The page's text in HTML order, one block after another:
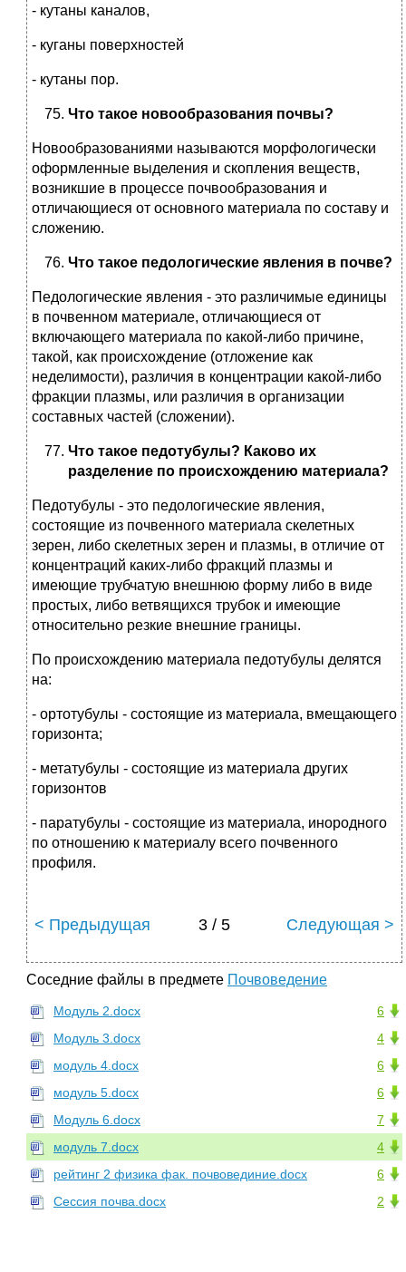
- кутаны каналов,
- куганы поверхностей
- кутаны пор.
Что такое новообразования почвы?
Новообразованиями называются морфологически
оформленные выделения и скопления веществ,
возникшие в процессе почвообразования и
отличающиеся от основного материала по составу и
сложению.
Что такое педологические явления в почве?
Педологические явления - это различимые единицы
в почвенном материале, отличающиеся от
включающего материала по какой-либо причине,
такой, как происхождение (отложение как
неделимости), различия в концентрации какой-либо
фракции плазмы, или различия в организации
составных частей (сложении).
Что такое педотубулы? Каково их
разделение по происхождению материала?
Педотубулы - это педологические явления,
состоящие из почвенного материала скелетных
зерен, либо скелетных зерен и плазмы, в отличие от
концентраций каких-либо фракций плазмы и
имеющие трубчатую внешнюю форму либо в виде
простых, либо ветвящихся трубок и имеющие
относительно резкие внешние границы.
По происхождению материала педотубулы делятся
на:
- ортотубулы - состоящие из материала, вмещающего
горизонта;
- метатубулы - состоящие из материала других
горизонтов
- паратубулы - состоящие из материала, инородного
по отношению к материалу всего почвенного
профиля.
< Предыдущая 3 / 5 Следующая >
Соседние файлы в предмете Почвоведение
6
Модуль 2.docx
4
Модуль 3.docx
6
модуль 4.docx
6
модуль 5.docx
7
Модуль 6.docx
4
модуль 7.docx
6
рейтинг 2 физика фак. почвовединие.docx
2
Сессия почва.docx